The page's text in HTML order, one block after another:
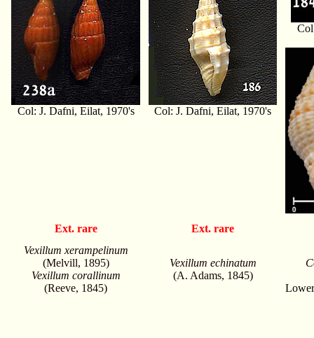
Col: J. Dafni, Eilat, 1970's Col: J. Dafni, Eilat, 1970's
Ext. rare
Ext. rare
Vexillum xerampelinum
(Melvill, 1895)
Vexillum corallinum
(Reeve, 1845)
Vexillum echinatum
(A. Adams, 1845)